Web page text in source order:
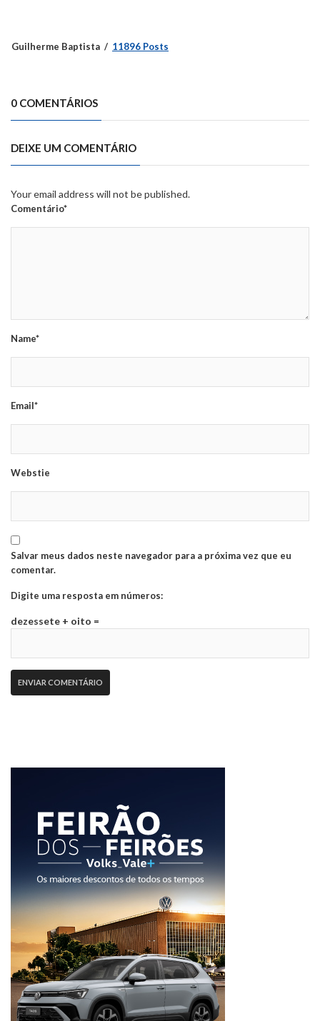
Guilherme Baptista 11896 Posts
0 COMENTÁRIOS
DEIXE UM COMENTÁRIO
Your email address will not be published.
Comentário*
Name*
Email*
Webstie
Salvar meus dados neste navegador para a próxima vez que eu
comentar.
Digite uma resposta em números:
dezessete + oito =